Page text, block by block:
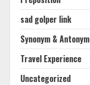
sad golper link
Synonym & Antonym
Travel Experience
Uncategorized